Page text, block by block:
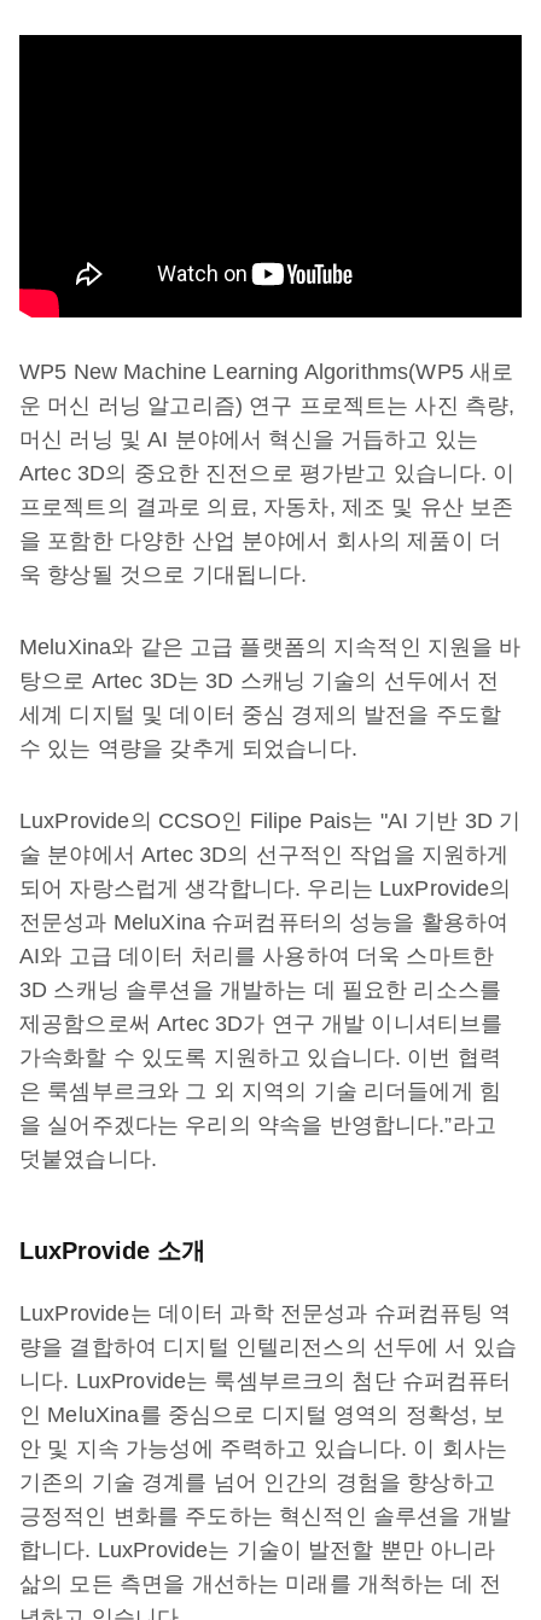
WP5 New Machine Learning Algorithms(WP5 새로
운 머신 러닝 알고리즘) 연구 프로젝트는 사진 측량,
머신 러닝 및 AI 분야에서 혁신을 거듭하고 있는
Artec 3D의 중요한 진전으로 평가받고 있습니다. 이
프로젝트의 결과로 의료, 자동차, 제조 및 유산 보존
을 포함한 다양한 산업 분야에서 회사의 제품이 더
욱 향상될 것으로 기대됩니다.
MeluXina와 같은 고급 플랫폼의 지속적인 지원을 바
탕으로 Artec 3D는 3D 스캐닝 기술의 선두에서 전
세계 디지털 및 데이터 중심 경제의 발전을 주도할
수 있는 역량을 갖추게 되었습니다.
LuxProvide의 CCSO인 Filipe Pais는 "AI 기반 3D 기
술 분야에서 Artec 3D의 선구적인 작업을 지원하게
되어 자랑스럽게 생각합니다. 우리는 LuxProvide의
전문성과 MeluXina 슈퍼컴퓨터의 성능을 활용하여
AI와 고급 데이터 처리를 사용하여 더욱 스마트한
3D 스캐닝 솔루션을 개발하는 데 필요한 리소스를
제공함으로써 Artec 3D가 연구 개발 이니셔티브를
가속화할 수 있도록 지원하고 있습니다. 이번 협력
은 룩셈부르크와 그 외 지역의 기술 리더들에게 힘
을 실어주겠다는 우리의 약속을 반영합니다.”라고
덧붙였습니다.
LuxProvide 소개
LuxProvide는 데이터 과학 전문성과 슈퍼컴퓨팅 역
량을 결합하여 디지털 인텔리전스의 선두에 서 있습
니다. LuxProvide는 룩셈부르크의 첨단 슈퍼컴퓨터
인 MeluXina를 중심으로 디지털 영역의 정확성, 보
안 및 지속 가능성에 주력하고 있습니다. 이 회사는
기존의 기술 경계를 넘어 인간의 경험을 향상하고
긍정적인 변화를 주도하는 혁신적인 솔루션을 개발
합니다. LuxProvide는 기술이 발전할 뿐만 아니라
삶의 모든 측면을 개선하는 미래를 개척하는 데 전